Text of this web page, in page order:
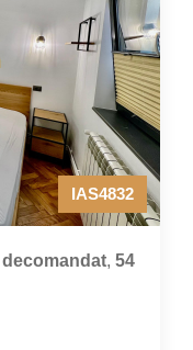
IAS4832
decomandat, 54